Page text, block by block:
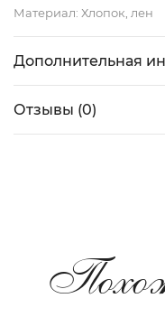
Материал: Хлопок, лен
Дополнительная
Отзывы (0)